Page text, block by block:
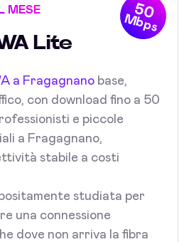
50
Mbps
MESE
Lite
a Fragagnano base,
con download fino a 50
e piccole
a Fragagnano,
stabile a costi
studiata per
una connessione
dove non arriva la fibra